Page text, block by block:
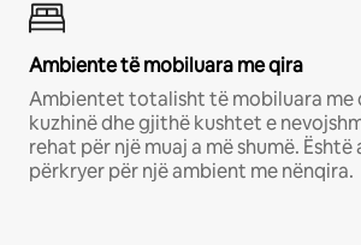
Ambiente të mobiluara me qira
Ambientet totalisht të mobiluara me
kuzhinë dhe gjithë kushtet e
rehat për një muaj a më shumë.
përkryer për një ambient me nënqira.